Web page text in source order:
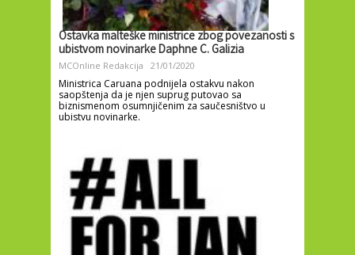
Ostavka malteške ministrice zbog povezanosti s
ubistvom novinarke Daphne C. Galizia
MCOnline Redakcija 21/01/2020
Ministrica Caruana podnijela ostakvu nakon
saopštenja da je njen suprug putovao sa
biznismenom osumnjičenim za saučesništvo u
ubistvu novinarke.